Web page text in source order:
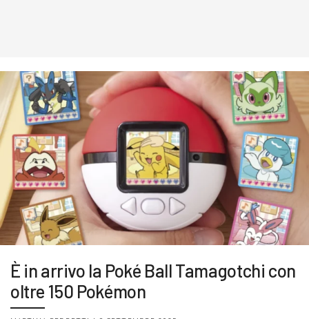
È in arrivo la Poké Ball Tamagotchi con
oltre 150 Pokémon